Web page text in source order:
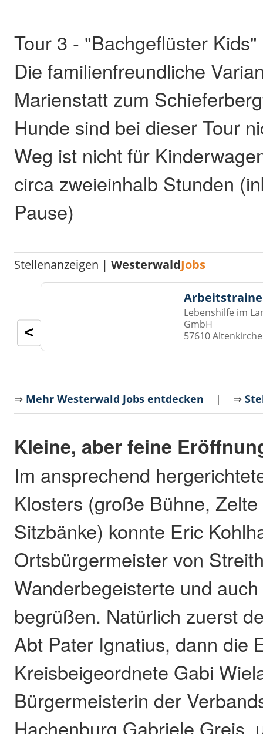
Tour 3 - "Bachgeflüster
Die familienfreundliche
Marienstatt zum
Hunde sind bei dieser Tour
Weg ist nicht für
circa zweieinhalb Stunden
Pause)
Stellenanzeigen |WesterwaldJobs
Lebenshilfe im
GmbH
57610
<
⇒ Mehr Westerwald Jobs entdecken | ⇒
Kleine, aber feine
Im ansprechend
Klosters (große Bühne,
Sitzbänke) konnte Eric
Ortsbürgermeister von
Wanderbegeisterte und
begrüßen. Natürlich zuerst
Abt Pater Ignatius, dann die
Kreisbeigeordnete Gabi
Bürgermeisterin der
Hachenburg Gabriele Greis,